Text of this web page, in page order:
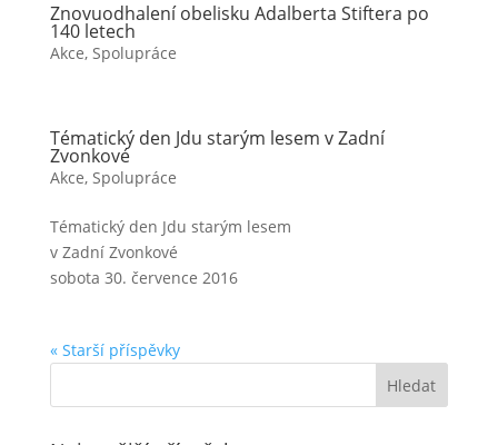
Znovuodhalení obelisku Adalberta Stiftera po
140 letech
Akce, Spolupráce
Tématický den Jdu starým lesem v Zadní
Zvonkové
Akce, Spolupráce
Tématický den Jdu starým lesem
v Zadní Zvonkové
sobota 30. července 2016
« Starší příspěvky